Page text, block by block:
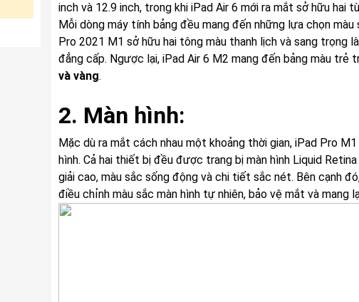
inch và 12.9 inch, trong khi iPad Air 6 mới ra mắt sở hữu
Mỗi dòng máy tính bảng đều mang đến những lựa chọn
Pro 2021 M1 sở hữu hai tông màu thanh lịch và sang trọng
đẳng cấp. Ngược lại, iPad Air 6 M2 mang đến bảng màu trẻ
và vàng.
2. Màn hình:
Mặc dù ra mắt cách nhau một khoảng thời gian, iPad Pro
hình. Cả hai thiết bị đều được trang bị màn hình Liquid
giải cao, màu sắc sống động và chi tiết sắc nét. Bên cạnh
điều chỉnh màu sắc màn hình tự nhiên, bảo vệ mắt và mang